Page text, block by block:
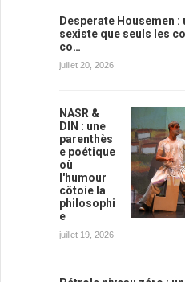
Desperate Housemen :
sexiste que seuls les
co…
juillet 20, 2026
NASR &
DIN : une
parenthès
e poétique
où
l'humour
côtoie la
philosophi
e
juillet 19, 2026